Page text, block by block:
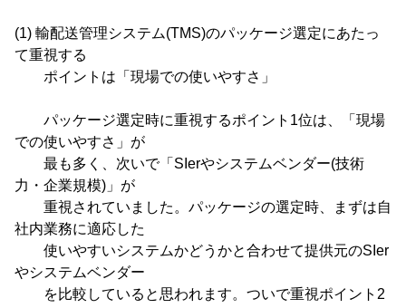
(1) 輸配送管理システム(TMS)のパッケージ選定にあたっ
て重視する
ポイントは「現場での使いやすさ」
パッケージ選定時に重視するポイント1位は、「現場
での使いやすさ」が
最も多く、次いで「SIerやシステムベンダー(技術
力・企業規模)」が
重視されていました。パッケージの選定時、まずは自
社内業務に適応した
使いやすいシステムかどうかと合わせて提供元のSIer
やシステムベンダー
を比較していると思われます。ついで重視ポイント2